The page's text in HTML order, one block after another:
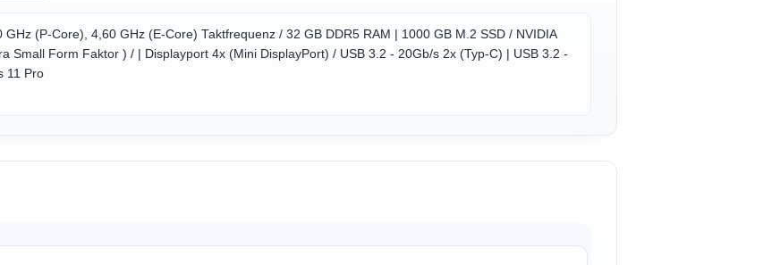
(P-Core), 4,60 GHz (E-Core) Taktfrequenz / 32 GB DDR5 RAM | 1000 GB M.2 SSD / NVIDIA
Small Form Faktor ) / | Displayport 4x (Mini DisplayPort) / USB 3.2 - 20Gb/s 2x (Typ-C) | USB 3.2 -
11 Pro